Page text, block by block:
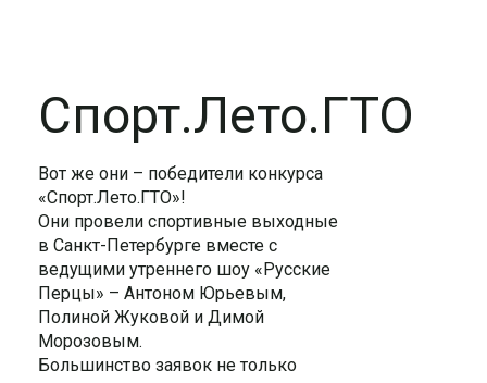
Спорт.Лето.ГТО
Вот же они – победители конкурса
«Спорт.Лето.ГТО»!
Они провели спортивные выходные
в Санкт-Петербурге вместе с
ведущими утреннего шоу «Русские
Перцы» – Антоном Юрьевым,
Полиной Жуковой и Димой
Морозовым.
Большинство заявок не только